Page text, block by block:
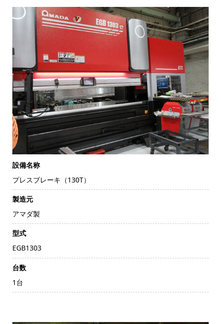
設備名称
プレスブレーキ（130T）
製造元
アマダ製
型式
EGB1303
台数
1台